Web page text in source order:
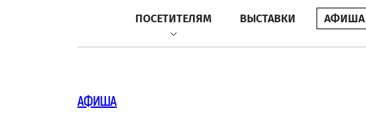
ПОСЕТИТЕЛЯМ ВЫСТАВКИ АФИША
АФИША